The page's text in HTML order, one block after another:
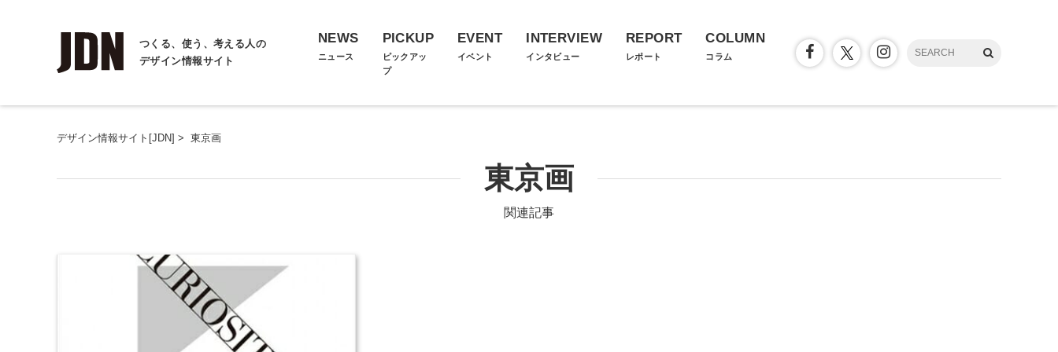
つくる、使う、考える人の
デザイン情報サイト
NEWS
ニュース
PICKUP
ピックアッ
プ
EVENT
イベント
INTERVIEW
インタビュー
REPORT
レポート
COLUMN
コラム
デザイン情報サイト[JDN] > 東京画
東京画
関連記事